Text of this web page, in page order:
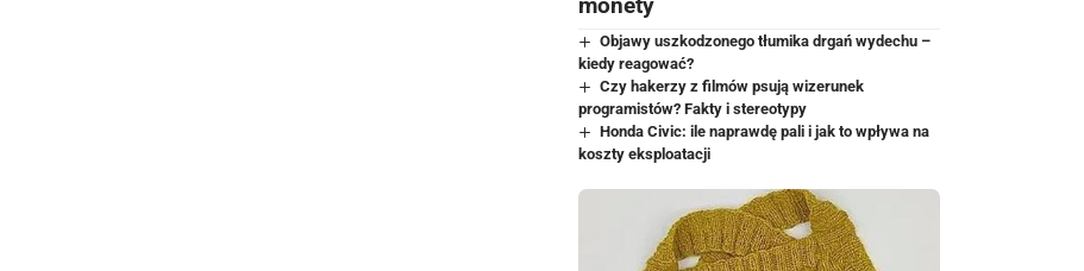
Objawy uszkodzonego tłumika drgań wydechu –
kiedy reagować?
Czy hakerzy z filmów psują wizerunek
programistów? Fakty i stereotypy
Honda Civic: ile naprawdę pali i jak to wpływa na
koszty eksploatacji